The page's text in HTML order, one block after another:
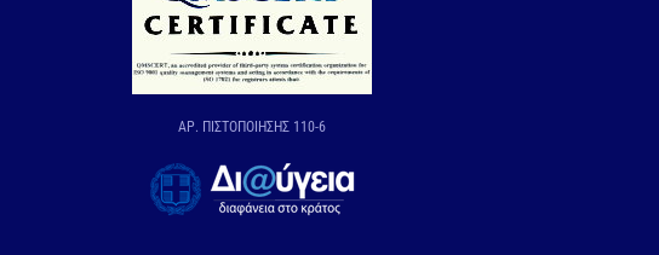
ΑΡ. ΠΙΣΤΟΠΟΙΗΣΗΣ 110-6